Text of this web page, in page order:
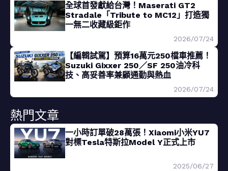
全球首發獻給台灣！Maserati GT2
Stradale「Tribute to MC12」打造獨
一無二收藏級鉅作
2026/07/24
【編輯試駕】預算16萬元250檔車推薦！
Suzuki Gixxer 250／SF 250油冷科
技、高妥善率兼顧通勤與熱血
2026/07/24
熱門文章
一小時訂單破28萬張！Xiaomi小米YU7
對標Tesla特斯拉Model Y正式上市
2025/06/27